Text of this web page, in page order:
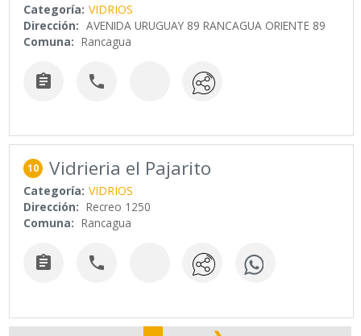
Categoría: VIDRIOS
Dirección: AVENIDA URUGUAY 89 RANCAGUA ORIENTE 89
Comuna: Rancagua
 
10 Vidrieria el Pajarito
Categoría: VIDRIOS
Dirección: Recreo 1250
Comuna: Rancagua
 